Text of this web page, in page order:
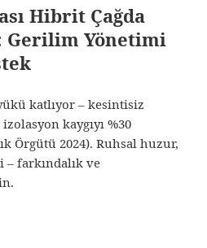
Hibrit Çağda
Gerilim Yönetimi
katlıyor – kesintisiz
kaygıyı %30
Örgütü 2024). Ruhsal huzur,
– farkındalık ve